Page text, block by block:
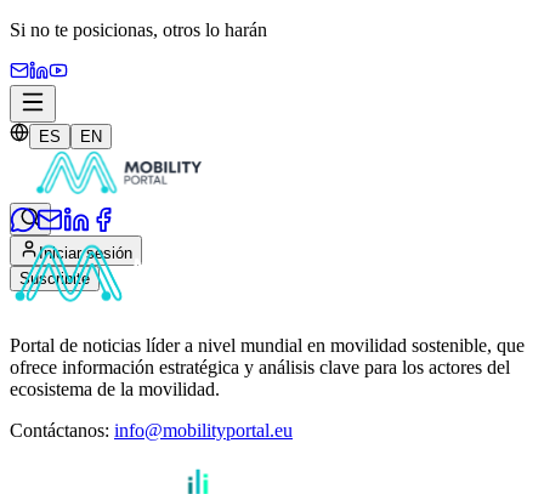
Si no te posicionas, otros lo harán
ES EN
Iniciar sesión
Suscribite
Portal de noticias líder a nivel mundial en movilidad sostenible, que
ofrece información estratégica y análisis clave para los actores del
ecosistema de la movilidad.
Contáctanos: info@mobilityportal.eu